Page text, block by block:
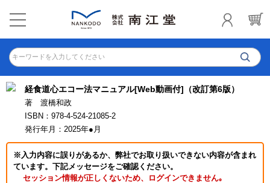
キーワードを入力してください
経食道心エコー法マニュアル[Web動画付]（改訂第6版）
著 渡橋和政
ISBN：978-4-524-21085-2
発行年月：2025年●月
※入力内容に誤りがあるか、弊社でお取り扱いできない内容が含まれ
ています。下記メッセージをご確認ください。
セッション情報が正しくないため、ログインできません｡